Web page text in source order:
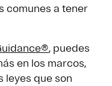
comunes a tener
, puedes
en los marcos,
leyes que son